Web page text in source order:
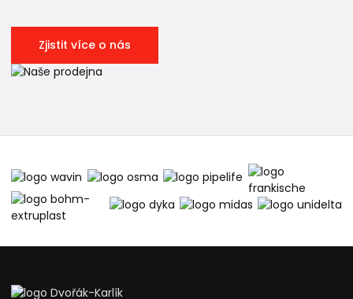
Zjistit více o nás